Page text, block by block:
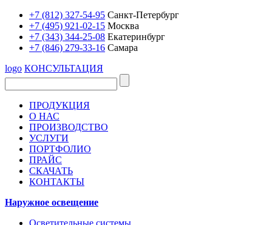
+7 (812) 327-54-95 Санкт-Петербург
+7 (495) 921-02-15 Москва
+7 (343) 344-25-08 Екатеринбург
+7 (846) 279-33-16 Самара
logo КОНСУЛЬТАЦИЯ
ПРОДУКЦИЯ
О НАС
ПРОИЗВОДСТВО
УСЛУГИ
ПОРТФОЛИО
ПРАЙС
СКАЧАТЬ
КОНТАКТЫ
Наружное освещение
Осветительные системы